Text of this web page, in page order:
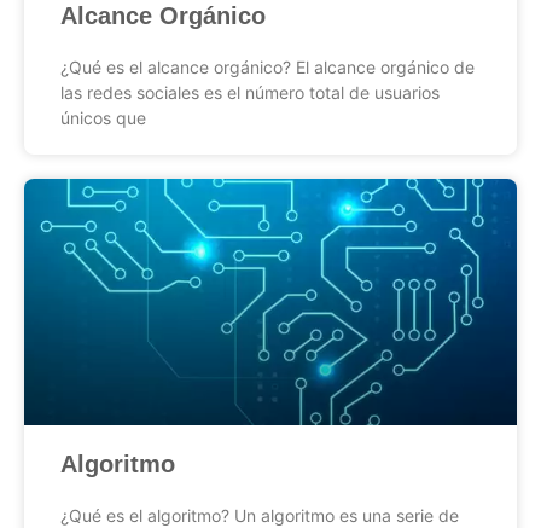
Alcance Orgánico
¿Qué es el alcance orgánico? El alcance orgánico de
las redes sociales es el número total de usuarios
únicos que
Algoritmo
¿Qué es el algoritmo? Un algoritmo es una serie de